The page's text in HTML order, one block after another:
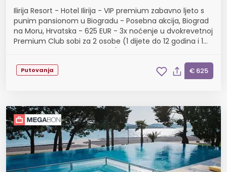
Ilirija Resort - Hotel Ilirija - VIP premium zabavno ljeto s
punim pansionom u Biogradu - Posebna akcija, Biograd
na Moru, Hrvatska - 625 EUR - 3x noćenje u dvokrevetnoj
Premium Club sobi za 2 osobe (1 dijete do 12 godina i 1
Putovanja € 625